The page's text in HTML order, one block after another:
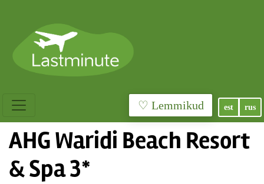
♡ Lemmikud est rus
AHG Waridi Beach Resort
& Spa 3*